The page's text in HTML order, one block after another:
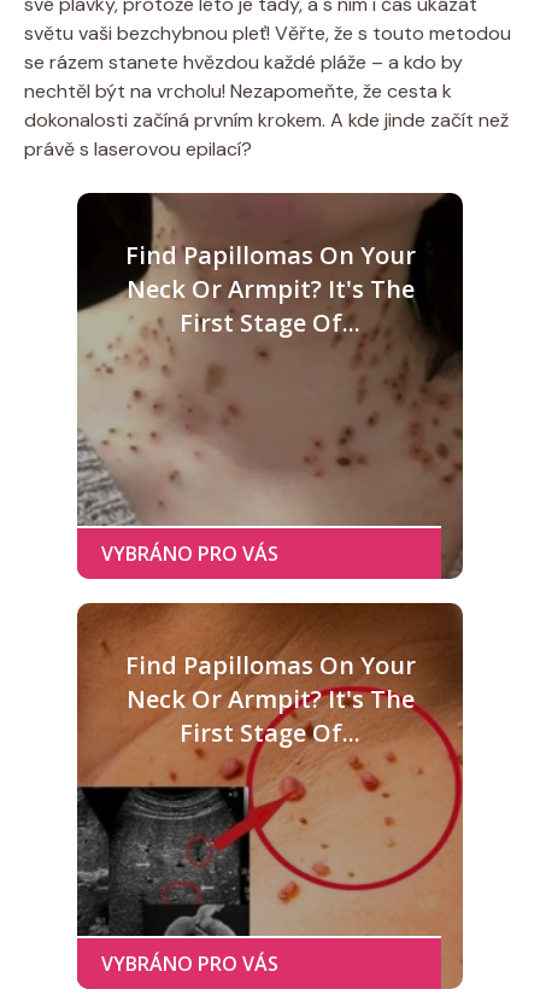
světu vaši bezchybnou pleť! Věřte, že s touto metodou
se rázem stanete hvězdou každé pláže – a kdo by
nechtěl být na vrcholu! Nezapomeňte, že cesta k
dokonalosti začíná prvním krokem. A kde jinde začít než
právě s laserovou epilací?
Find Papillomas On Your
Neck Or Armpit? It's The
First Stage Of...
Find Papillomas On Your
Neck Or Armpit? It's The
First Stage Of...